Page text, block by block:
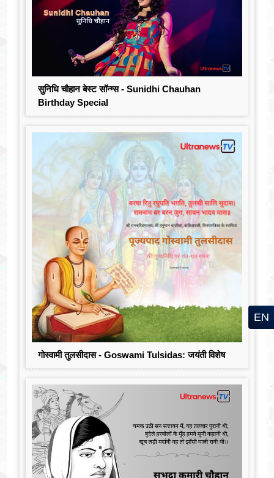
सुनिधि चौहान बेस्ट सॉन्ग्स - Sunidhi Chauhan
Birthday Special
गोस्वामी तुलसीदास - Goswami Tulsidas: जयंती विशेष
EN